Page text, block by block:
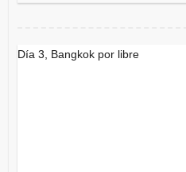
Día 3, Bangkok por libre